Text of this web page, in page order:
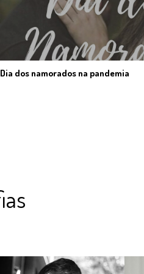
Dia dos namorados na pandemia